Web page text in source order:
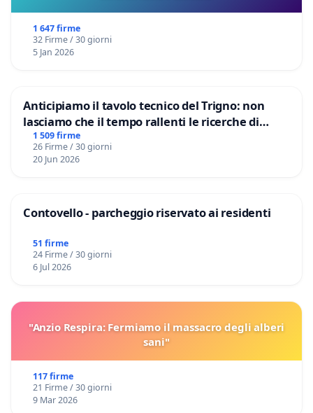
1 647 firme
32 Firme / 30 giorni
5 Jan 2026
Anticipiamo il tavolo tecnico del Trigno: non
lasciamo che il tempo rallenti le ricerche di
Domenico Racanati
1 509 firme
26 Firme / 30 giorni
20 Jun 2026
Contovello - parcheggio riservato ai residenti
51 firme
24 Firme / 30 giorni
6 Jul 2026
"Anzio Respira: Fermiamo il massacro degli alberi
sani"
117 firme
21 Firme / 30 giorni
9 Mar 2026